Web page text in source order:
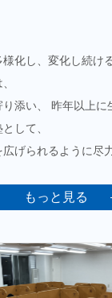
化し、変化し続け
添い、 昨年以上に
して、
げられるように尽
もっと見る